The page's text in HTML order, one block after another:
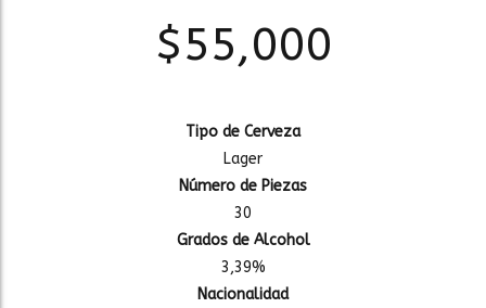
$55,000
Tipo de Cerveza
Lager
Número de Piezas
30
Grados de Alcohol
3,39%
Nacionalidad